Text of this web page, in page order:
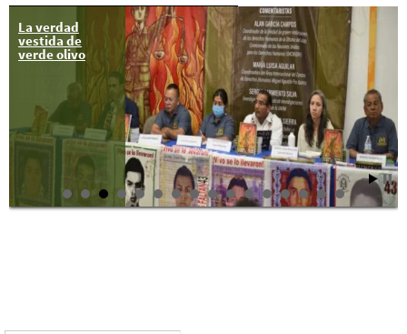
La verdad
vestida de
verde olivo
A 37 días
#YoTeNombro
Bernardo Flores
#AYOTZ1NAPA
#43Ayotzinapa